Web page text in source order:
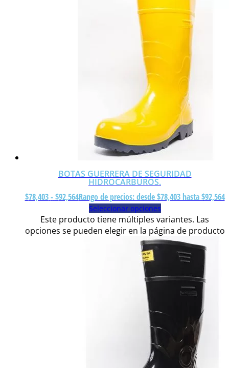
BOTAS GUERRERA DE SEGURIDAD
HIDROCARBUROS.
$78,403 - $92,564Rango de precios: desde $78,403 hasta $92,564
Seleccionar opciones
Este producto tiene múltiples variantes. Las
opciones se pueden elegir en la página de producto